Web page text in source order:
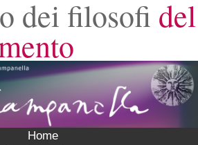
dei filosofi del
Home